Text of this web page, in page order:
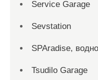
Service Garage
Sevstation
SPAradise,
Tsudilo Garage